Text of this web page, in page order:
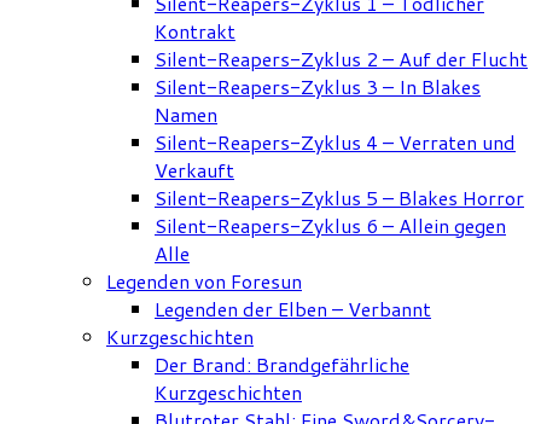
Kontrakt
Silent-Reapers-Zyklus 2 – Auf der Flucht
Silent-Reapers-Zyklus 3 – In Blakes
Namen
Silent-Reapers-Zyklus 4 – Verraten und
Verkauft
Silent-Reapers-Zyklus 5 – Blakes Horror
Silent-Reapers-Zyklus 6 – Allein gegen
Alle
Legenden von Foresun
Legenden der Elben – Verbannt
Kurzgeschichten
Der Brand: Brandgefährliche
Kurzgeschichten